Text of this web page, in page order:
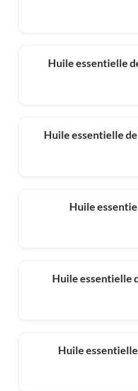
Huile essentielle
Huile essentielle
Huile
Huile essentielle
Huile